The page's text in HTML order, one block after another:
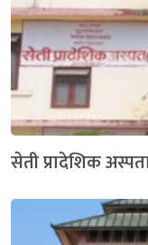
सेती प्रादेशिक